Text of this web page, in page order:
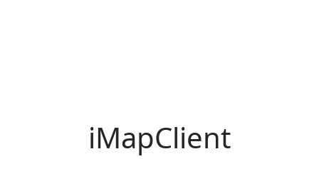
iMapClient